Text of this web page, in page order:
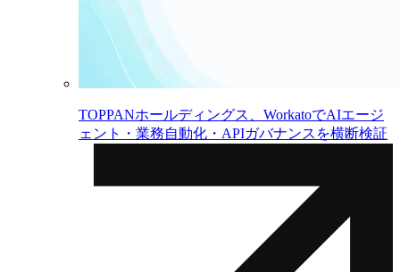
TOPPANホールディングス、WorkatoでAIエージ
ェント・業務自動化・APIガバナンスを横断検証